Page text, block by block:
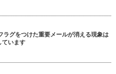
ラグをつけた重要メールが消える現象は
ています